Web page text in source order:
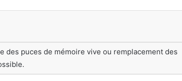
des puces de mémoire vive ou remplacement des